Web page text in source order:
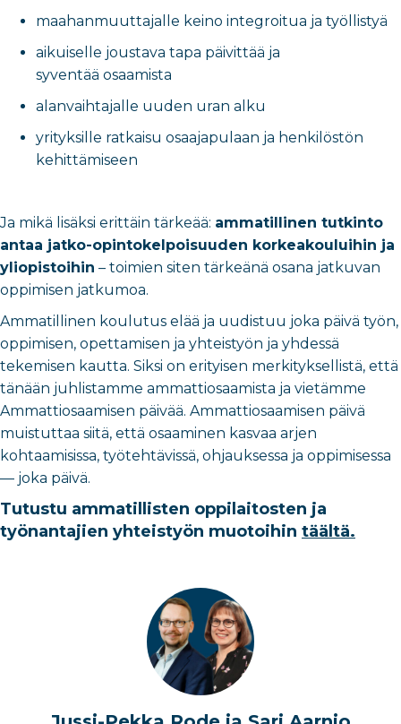
maahanmuuttajalle keino integroitua ja työllistyä
aikuiselle joustava tapa päivittää ja
syventää osaamista
alanvaihtajalle uuden uran alku
yrityksille ratkaisu osaajapulaan ja henkilöstön
kehittämiseen
Ja mikä lisäksi erittäin tärkeää: ammatillinen tutkinto
antaa jatko-opintokelpoisuuden korkeakouluihin ja
yliopistoihin – toimien siten tärkeänä osana jatkuvan
oppimisen jatkumoa.
Ammatillinen koulutus elää ja uudistuu joka päivä työn,
oppimisen, opettamisen ja yhteistyön ja yhdessä
tekemisen kautta. Siksi on erityisen merkityksellistä, että
tänään juhlistamme ammattiosaamista ja vietämme
Ammattiosaamisen päivää. Ammattiosaamisen päivä
muistuttaa siitä, että osaaminen kasvaa arjen
kohtaamisissa, työtehtävissä, ohjauksessa ja oppimisessa
— joka päivä.
Tutustu ammatillisten oppilaitosten ja
työnantajien yhteistyön muotoihin täältä.